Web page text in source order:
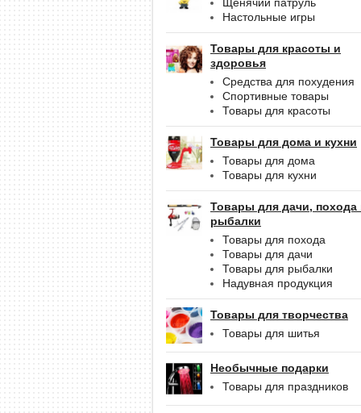
Настольные игры
Товары для красоты и
здоровья
Средства для похудения
Спортивные товары
Товары для красоты
Товары для дома и кухни
Товары для дома
Товары для кухни
Товары для дачи, похода
рыбалки
Товары для похода
Товары для дачи
Товары для рыбалки
Надувная продукция
Товары для творчества
Товары для шитья
Необычные подарки
Товары для праздников